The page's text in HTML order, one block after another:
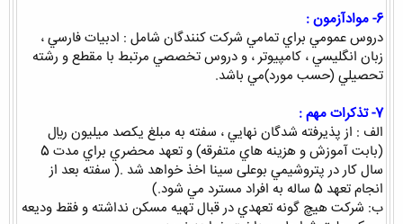
6- موادآزمون :
دروس عمومي براي تمامي شركت كنندگان شامل : ادبيات فارسي ،
زبان انگليسي ، كامپيوتر ، و دروس تخصصي مرتبط با مقطع و رشته
تحصيلي (حسب مورد)مي باشد.
7- تذكرات مهم :
الف : از پذيرفته شدگان نهايي ، سفته به مبلغ يكصد ميليون ريال
(بابت آموزش و هزينه هاي متفرقه) و تعهد محضري براي مدت 5
سال كار در پتروشيمي بوعلی سینا اخذ خواهد شد .( سفته بعد از
انجام تعهد 5 ساله به افراد مسترد مي شود.)
ب: شركت هيچ گونه تعهدي در قبال تهيه مسكن نداشته و فقط وديعه